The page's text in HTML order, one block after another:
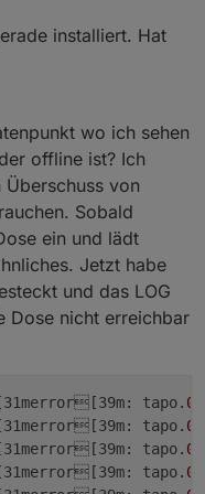
installiert. Hat
wo ich sehen
offline ist? Ich
von
Sobald
ein und lädt
Jetzt habe
und das LOG
Dose nicht erreichbar
tapo. 0
tapo. 0
tapo. 0
tapo. 0